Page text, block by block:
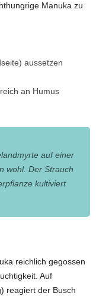
Manuka zu
aussetzen
an Humus
auf einer
wohl. Der Strauch
kultiviert
reichlich gegossen
Auf
reagiert der Busch